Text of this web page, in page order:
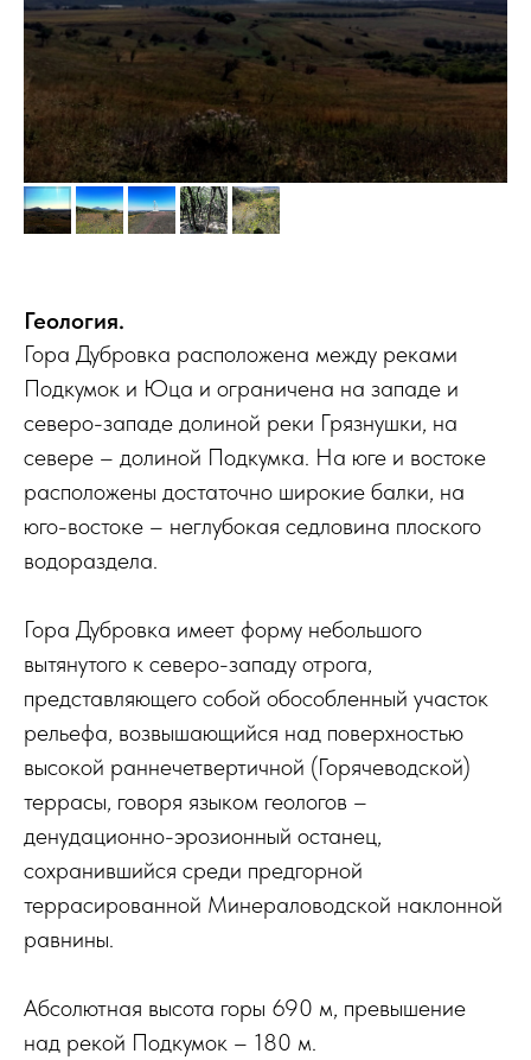
Геология.
Гора Дубровка расположена между реками
Подкумок и Юца и ограничена на западе и
северо-западе долиной реки Грязнушки, на
севере – долиной Подкумка. На юге и востоке
расположены достаточно широкие балки, на
юго-востоке – неглубокая седловина плоского
водораздела.
Гора Дубровка имеет форму небольшого
вытянутого к северо-западу отрога,
представляющего собой обособленный участок
рельефа, возвышающийся над поверхностью
высокой раннечетвертичной (Горячеводской)
террасы, говоря языком геологов –
денудационно-эрозионный останец,
сохранившийся среди предгорной
террасированной Минераловодской наклонной
равнины.
Абсолютная высота горы 690 м, превышение
над рекой Подкумок – 180 м.